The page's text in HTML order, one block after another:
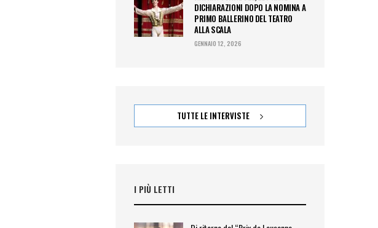
DICHIARAZIONI DOPO LA NOMINA A
PRIMO BALLERINO DEL TEATRO
ALLA SCALA
GENNAIO 12, 2026
TUTTE LE INTERVISTE
I PIÙ LETTI